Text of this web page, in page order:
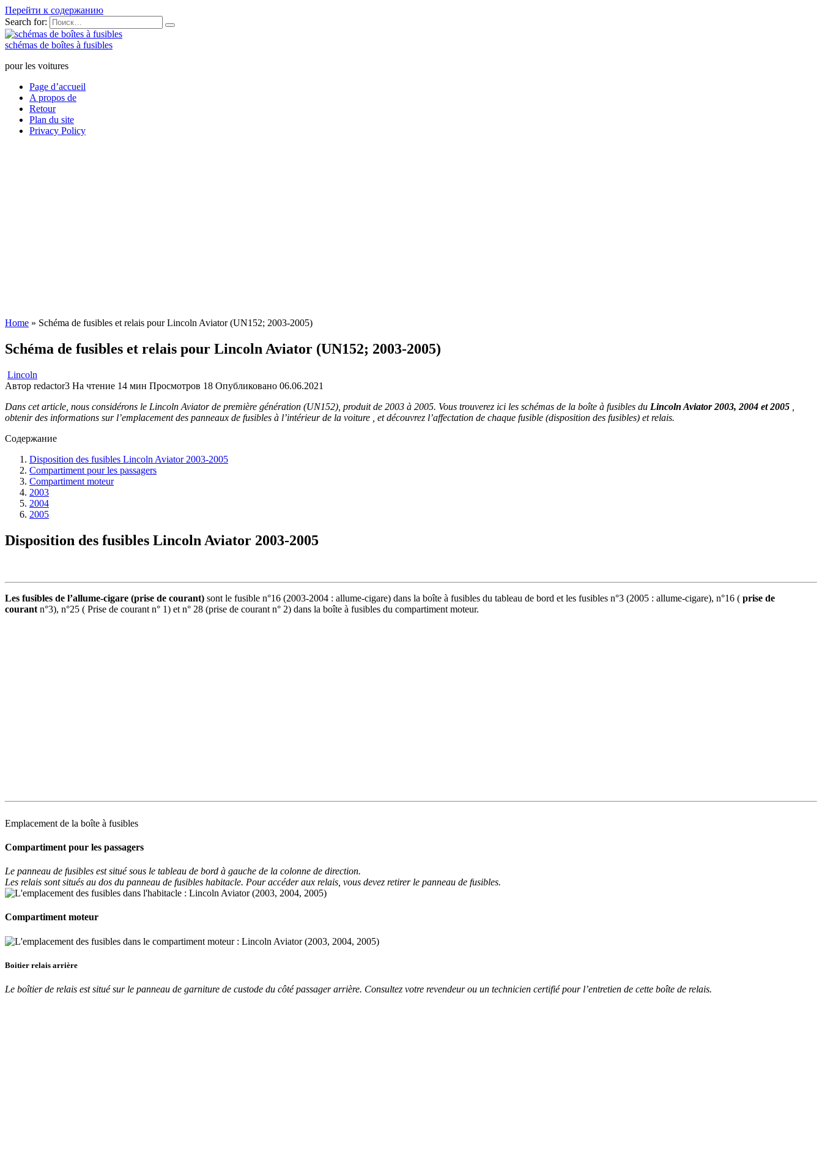
Перейти к содержанию
Search for:
schémas de boîtes à fusibles
pour les voitures
Page d’accueil
A propos de
Retour
Plan du site
Privacy Policy
Home » Schéma de fusibles et relais pour Lincoln Aviator (UN152; 2003-2005)
Schéma de fusibles et relais pour Lincoln Aviator (UN152; 2003-2005)
Lincoln
Автор redactor3 На чтение 14 мин Просмотров 18 Опубликовано 06.06.2021
Dans cet article, nous considérons le Lincoln Aviator de première génération (UN152), produit de 2003 à 2005. Vous trouverez ici les schémas de la boîte à fusibles du Lincoln Aviator 2003, 2004 et 2005
obtenir des informations sur l’emplacement des panneaux de fusibles à l’intérieur de la voiture , et découvrez l’affectation de chaque fusible (disposition des fusibles) et relais.
Содержание
Disposition des fusibles Lincoln Aviator 2003-2005
Compartiment pour les passagers
Compartiment moteur
2003
2004
2005
Disposition des fusibles Lincoln Aviator 2003-2005
Les fusibles de l’allume-cigare (prise de courant) sont le fusible n°16 (2003-2004 : allume-cigare) dans la boîte à fusibles du tableau de bord et les fusibles n°3 (2005 : allume-cigare), n°16 ( prise de
courant n°3), n°25 ( Prise de courant n° 1) et n° 28 (prise de courant n° 2) dans la boîte à fusibles du compartiment moteur.
Emplacement de la boîte à fusibles
Compartiment pour les passagers
Le panneau de fusibles est situé sous le tableau de bord à gauche de la colonne de direction.
Les relais sont situés au dos du panneau de fusibles habitacle. Pour accéder aux relais, vous devez retirer le panneau de fusibles.
Compartiment moteur
Boitier relais arrière
Le boîtier de relais est situé sur le panneau de garniture de custode du côté passager arrière. Consultez votre revendeur ou un technicien certifié pour l’entretien de cette boîte de relais.